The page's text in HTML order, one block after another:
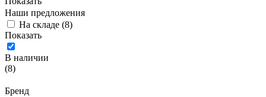
Наши предложения
На складе (8)
Показать
В наличии
(8)
Бренд